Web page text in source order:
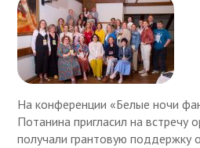
На конференции «Белые ночи
Потанина пригласил на встречу
получали грантовую поддержку